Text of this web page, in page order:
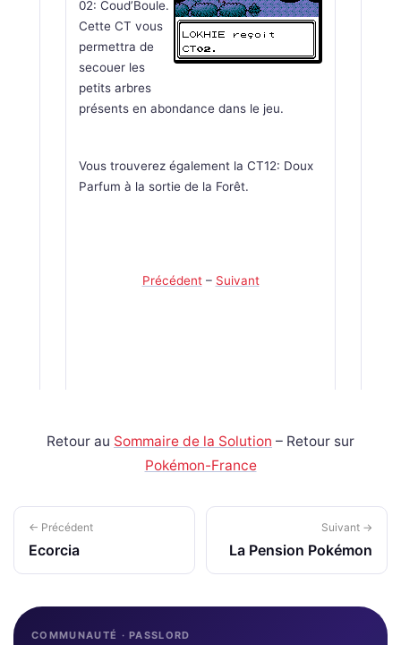
02: Coud’Boule.
Cette CT vous
permettra de
secouer les
petits arbres
présents en abondance dans le jeu.
Vous trouverez également la CT12: Doux
Parfum à la sortie de la Forêt.
Précédent– Suivant
Retour au Sommaire de la Solution – Retour sur
Pokémon-France
← Précédent
Ecorcia
Suivant →
La Pension Pokémon
COMMUNAUTÉ · PASSLORD